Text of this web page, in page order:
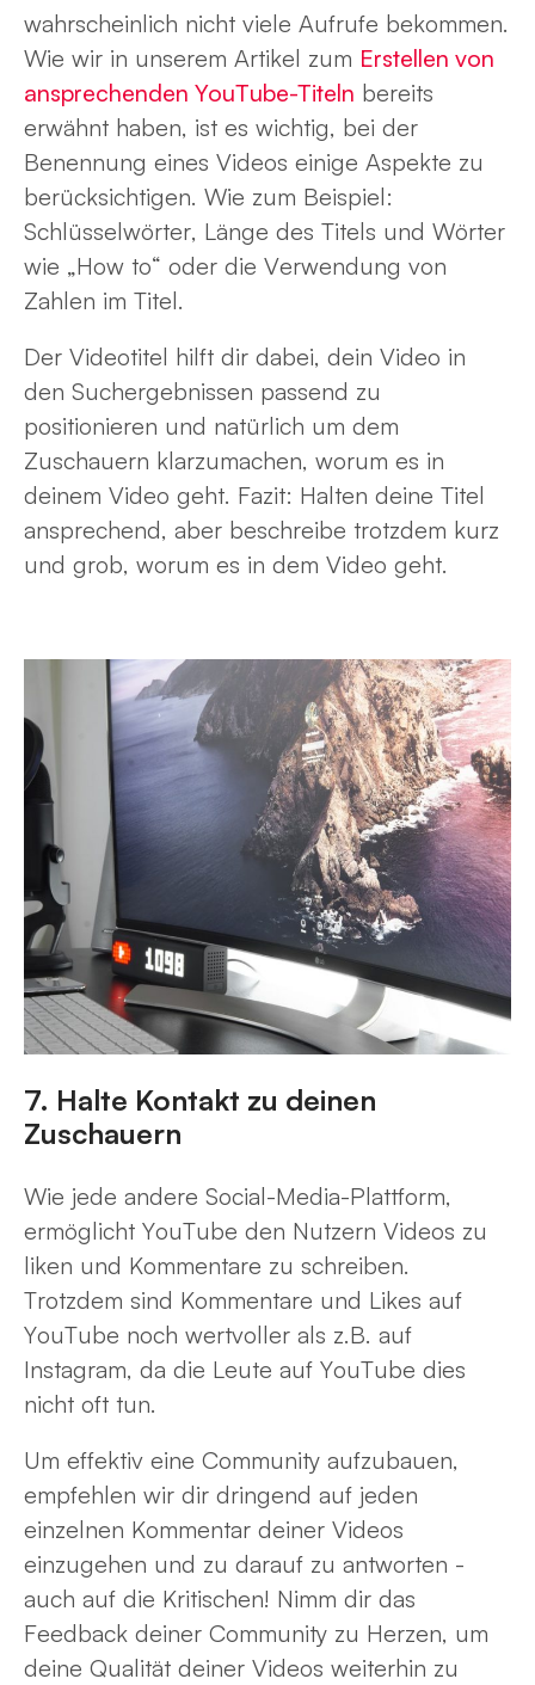
wahrscheinlich nicht viele Aufrufe bekommen.
Wie wir in unserem Artikel zum Erstellen von
ansprechenden YouTube-Titeln bereits
erwähnt haben, ist es wichtig, bei der
Benennung eines Videos einige Aspekte zu
berücksichtigen. Wie zum Beispiel:
Schlüsselwörter, Länge des Titels und Wörter
wie „How to“ oder die Verwendung von
Zahlen im Titel.
Der Videotitel hilft dir dabei, dein Video in
den Suchergebnissen passend zu
positionieren und natürlich um dem
Zuschauern klarzumachen, worum es in
deinem Video geht. Fazit: Halten deine Titel
ansprechend, aber beschreibe trotzdem kurz
und grob, worum es in dem Video geht.
7. Halte Kontakt zu deinen
Zuschauern
Wie jede andere Social-Media-Plattform,
ermöglicht YouTube den Nutzern Videos zu
liken und Kommentare zu schreiben.
Trotzdem sind Kommentare und Likes auf
YouTube noch wertvoller als z.B. auf
Instagram, da die Leute auf YouTube dies
nicht oft tun.
Um effektiv eine Community aufzubauen,
empfehlen wir dir dringend auf jeden
einzelnen Kommentar deiner Videos
einzugehen und zu darauf zu antworten -
auch auf die Kritischen! Nimm dir das
Feedback deiner Community zu Herzen, um
deine Qualität deiner Videos weiterhin zu